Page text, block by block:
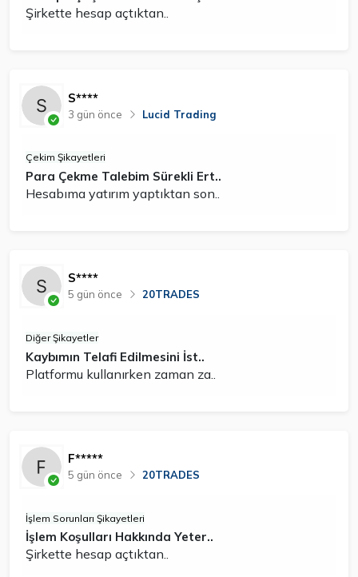
Şirkette hesap açtıktan..
S****
3 gün önce Lucid Trading
Çekim Şikayetleri
Para Çekme Talebim Sürekli Ert..
Hesabıma yatırım yaptıktan son..
S****
5 gün önce 20TRADES
Diğer Şikayetler
Kaybımın Telafi Edilmesini İst..
Platformu kullanırken zaman za..
F*****
5 gün önce 20TRADES
İşlem Sorunları Şikayetleri
İşlem Koşulları Hakkında Yeter..
Şirkette hesap açtıktan..